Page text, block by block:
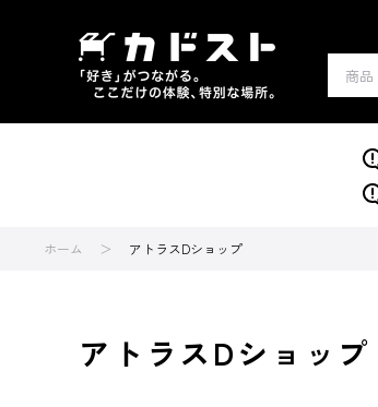
ホーム アトラスDショップ
アトラスDショッ